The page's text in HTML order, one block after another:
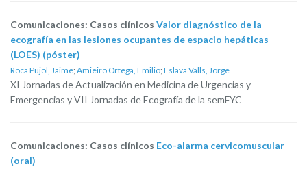
Comunicaciones: Casos clínicos Valor diagnóstico de la
ecografía en las lesiones ocupantes de espacio hepáticas
(LOES) (póster)
Roca Pujol, Jaime; Amieiro Ortega, Emilio; Eslava Valls, Jorge
XI Jornadas de Actualización en Medicina de Urgencias y
Emergencias y VII Jornadas de Ecografía de la semFYC
Comunicaciones: Casos clínicos Eco-alarma cervicomuscular
(oral)